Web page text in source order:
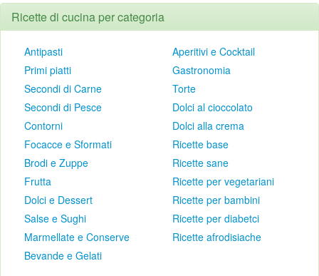
Ricette di cucina per categoria
Antipasti
Primi piatti
Secondi di Carne
Secondi di Pesce
Contorni
Focacce e Sformati
Brodi e Zuppe
Frutta
Dolci e Dessert
Salse e Sughi
Marmellate e Conserve
Bevande e Gelati
Aperitivi e Cocktail
Gastronomia
Torte
Dolci al cioccolato
Dolci alla crema
Ricette base
Ricette sane
Ricette per vegetariani
Ricette per bambini
Ricette per diabetci
Ricette afrodisiache